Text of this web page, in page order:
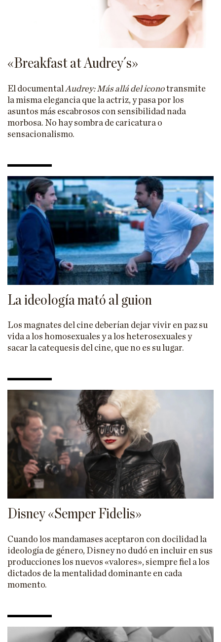
«Breakfast at Audrey´s»
El documentalAudrey: Más allá del iconotransmite
la misma elegancia que la actriz, y pasa por los
asuntos más escabrosos con sensibilidad nada
morbosa. No hay sombra de caricatura o
sensacionalismo.
La ideología mató al guion
Los magnates del cine deberían dejar vivir en paz su
vida a los homosexuales y a los heterosexuales y
sacar la catequesis del cine, que no es su lugar.
Disney «Semper Fidelis»
Cuando los mandamases aceptaron con docilidad la
ideología de género, Disney no dudó en incluir en sus
producciones los nuevos «valores», siempre fiel a los
dictados de la mentalidad dominante en cada
momento.